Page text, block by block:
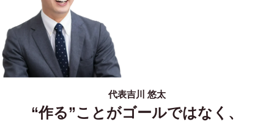
代表吉川 悠太
“作る”ことがゴールではなく、